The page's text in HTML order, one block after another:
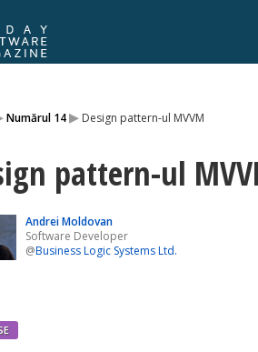
Numărul 14▸ Design pattern-ul MVVM
pattern-ul
Andrei Moldovan
Software Developer
@Business Logic Systems Ltd.